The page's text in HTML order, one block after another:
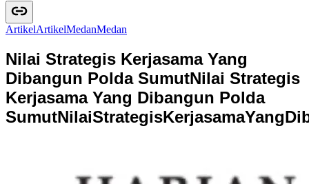
ArtikelArtikelMedanMedan
Nilai Strategis Kerjasama Yang
Dibangun Polda SumutNilai Strategis
Kerjasama Yang Dibangun Polda
SumutNilaiStrategisKerjasamaYangDi